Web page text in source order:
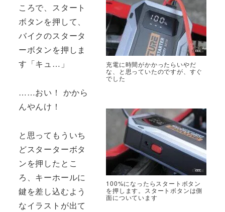
充電に時間がかかったらいやだ
な、と思っていたのですが、すぐ
でした
100%になったらスタートボタン
を押します。スタートボタンは側
面についています
ころで、スタート
ボタンを押して、
バイクのスタータ
ーボタンを押しま
す「キュ…」
……おい！ かから
んやんけ！
と思ってもういち
どスターターボタ
ンを押したとこ
ろ、キーホールに
鍵を差し込むよう
なイラストが出て